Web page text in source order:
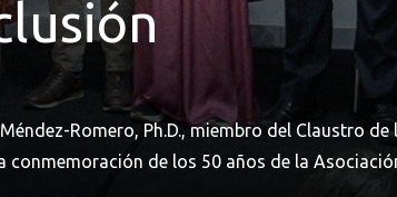
Romero, Ph.D., miembro del Claustro de
conmemoración de los 50 años de la